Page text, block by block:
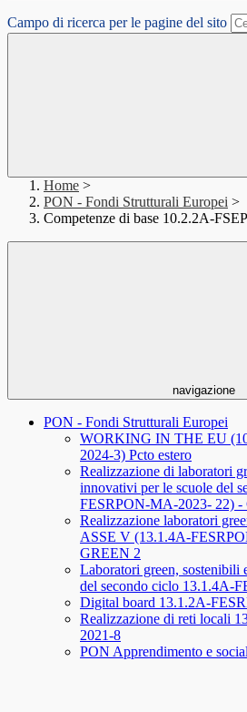
Campo di ricerca per le pagine del sito
Home >
PON - Fondi Strutturali Europei >
Competenze di base 10.2.2A-
navigazione
PON - Fondi Strutturali Europei
WORKING IN THE EU
2024-3) Pcto estero
Realizzazione di laboratori
innovativi per le scuole del
FESRPON-MA-2023- 22) -
Realizzazione laboratori
ASSE V (13.1.4A-
GREEN 2
Laboratori green, sostenibili
del secondo ciclo 13.1.4A-
Digital board 13.1.2A-
Realizzazione di reti locali
2021-8
PON Apprendimento e